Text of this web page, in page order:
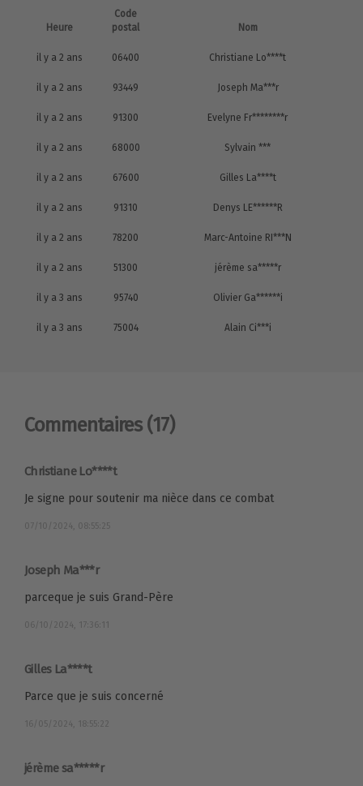
Heure
Code
postal
Nom
il y a 2 ans 06400 Christiane Lo****t
il y a 2 ans 93449 Joseph Ma***r
il y a 2 ans 91300 Evelyne Fr********r
il y a 2 ans 68000 Sylvain ***
il y a 2 ans 67600 Gilles La****t
il y a 2 ans 91310 Denys LE******R
il y a 2 ans 78200 Marc-Antoine RI***N
il y a 2 ans 51300 jérème sa*****r
il y a 3 ans 95740 Olivier Ga******i
il y a 3 ans 75004 Alain Ci***i
Commentaires (17)
Christiane Lo****t
Je signe pour soutenir ma nièce dans ce combat
07/10/2024, 08:55:25
Joseph Ma***r
parceque je suis Grand-Père
06/10/2024, 17:36:11
Gilles La****t
Parce que je suis concerné
16/05/2024, 18:55:22
jérème sa*****r